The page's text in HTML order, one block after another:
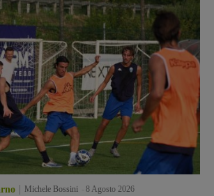
Michele Bossini 8 Agosto 2026